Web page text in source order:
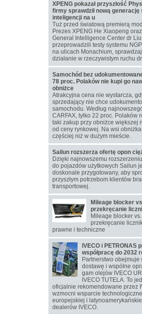
XPENG pokazał przyszłość
firmy sprawdził nową generację
inteligencji na u
Tuż przed światową premierą
Prezes XPENG He Xiaopeng
General Intelligence Center dr
przeprowadzili testy systemu
na ulicach Monachium,
działanie w rzeczywistym ruchu
Samochód bez
78 proc. Polaków nie kupi go
obniżce
Atrakcyjna cena nie wystarcza,
sprzedający nie chce
samochodu. Według
CARFAX, tylko 22 proc. Polaków
taki zakup przy obniżce większej
od ceny rynkowej. Na wsi
częściej niż w dużym mieście.
Sailun rozszerza ofertę opon
Dzięki najnowszemu
do pojazdów użytkowych Sailun
doskonale przygotowany, aby
przyszłym potrzebom klientów
transportowej.
Mileage blocker
przekręcanie
Mileage blocker vs.
przekręcanie
prawne i techniczne
IVECO i PETRONAS
współpracę do 2032
Partnerstwo obejmuje
dostawę i wspólne
gam olejów IVECO
IVECO TUTELA. To
oficjalnie rekomendowane przez
wzmocni wsparcie
europejskiej i
dealerów IVECO.